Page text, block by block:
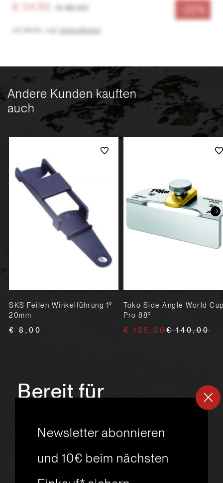
€ 34,90 € 45,00 -22%
Versandkosten
Andere Kunden kauften
auch
SKS Feilen Winkelführung 1°
20mm
€ 8,00
Toko Side Angle World
Pro 88°
€ 125,00 € 140,00
Bereit für
neues
Skiabenteuer?
Newsletter abonnieren
und 10€ beim nächsten